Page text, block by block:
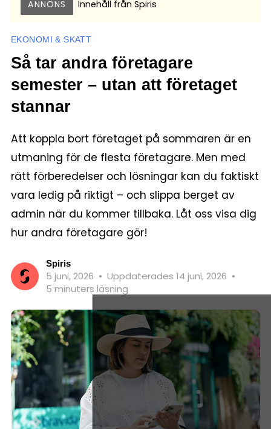
ANNONS Innehåll från Spiris
EKONOMI & SKATT
Så tar andra företagare
semester – utan att företaget
stannar
Att koppla bort företaget på sommaren är en
utmaning för de flesta företagare. Men med
rätt förberedelser och lösningar kan du faktiskt
vara ledig på riktigt – och slippa berget av
admin när du kommer tillbaka. Låt oss visa dig
hur andra företagare gör!
Spiris
5 juni, 2026 • Uppdaterades 14 juni, 2026 •
5 minuters läsning